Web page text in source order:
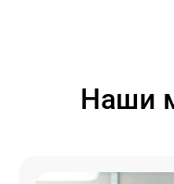
Наши